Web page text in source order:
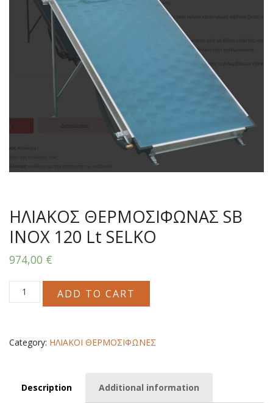
ΗΛΙΑΚΟΣ ΘΕΡΜΟΣΙΦΩΝΑΣ SB
INOX 120 Lt SELKO
974,00 €
ΗΛΙΑΚΟΣ
ΘΕΡΜΟΣΙΦΩΝΑΣ
120
ADD TO CART
Category: ΗΛΙΑΚΟΙ ΘΕΡΜΟΣΙΦΩΝΕΣ
Description Additional information